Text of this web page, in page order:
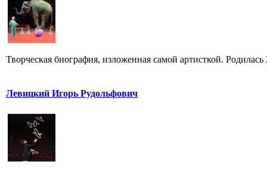
Творческая биография, изложенная самой артисткой.
Левицкий Игорь Рудольфович